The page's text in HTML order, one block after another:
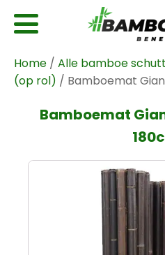
Home / Alle bamboe
(op rol) / Bamboemat
Bamboemat